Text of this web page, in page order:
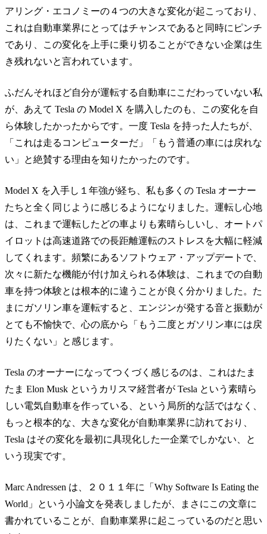
アリング・エコノミーの４つの大きな変化が起こっており、
これは自動車業界にとってはチャンスであると同時にピンチ
であり、この変化を上手に乗り切ることができない企業は生
き残れないと言われています。
ふだんそれほど自分が運転する自動車にこだわっていない私
が、あえて Tesla の Model X を購入したのも、この変化を自
ら体験したかったからです。一度 Tesla を持った人たちが、
「これは走るコンピューターだ」「もう普通の車には戻れな
い」と絶賛する理由を知りたかったのです。
Model X を入手し１年強が経ち、私も多くの Tesla オーナー
たちと全く同じように感じるようになりました。運転し心地
は、これまで運転したどの車よりも素晴らしいし、オートパ
イロットは高速道路での長距離運転のストレスを大幅に軽減
してくれます。頻繁にあるソフトウェア・アップデートで、
次々に新たな機能が付け加えられる体験は、これまでの自動
車を持つ体験とは根本的に違うことが良く分かりました。た
まにガソリン車を運転すると、エンジンが発する音と振動が
とても不愉快で、心の底から「もう二度とガソリン車には戻
りたくない」と感じます。
Tesla のオーナーになってつくづく感じるのは、これはたま
たま Elon Musk というカリスマ経営者が Tesla という素晴ら
しい電気自動車を作っている、という局所的な話ではなく、
もっと根本的な、大きな変化が自動車業界に訪れており、
Tesla はその変化を最初に具現化した一企業でしかない、と
いう現実です。
Marc Andressen は、２０１１年に「Why Software Is Eating the
World」という小論文を発表しましたが、まさにこの文章に
書かれていることが、自動車業界に起こっているのだと思い